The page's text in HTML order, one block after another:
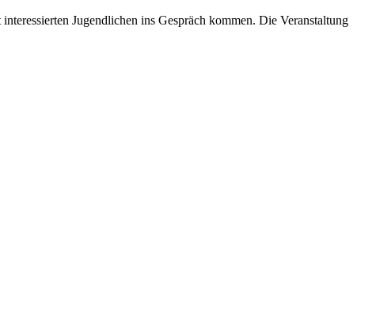
Jugendlichen ins Gespräch kommen. Die Veranstaltung